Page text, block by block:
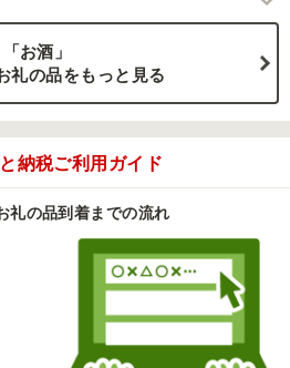
「お酒」
礼の品をもっと見る
納税ご利用ガイド
礼の品到着までの流れ